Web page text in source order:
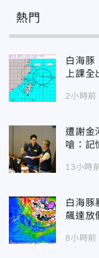
熱門
白海豚
上課全
2小時前
遭謝金
嗆：記
13小時
白海豚
飆達放
8小時前